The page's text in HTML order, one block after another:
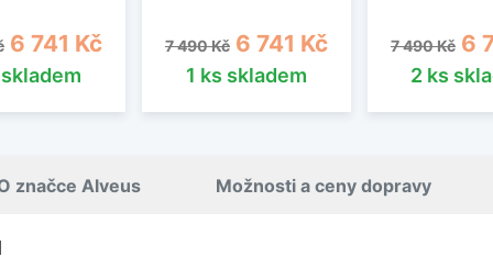
Cena
6 741 Kč Běžná cena
7 490 Kč Cena
6 741 Kč
1 ks skladem
Běžná cena
7 490 Kč 6
2 ks
značce Alveus Možnosti a ceny dopravy